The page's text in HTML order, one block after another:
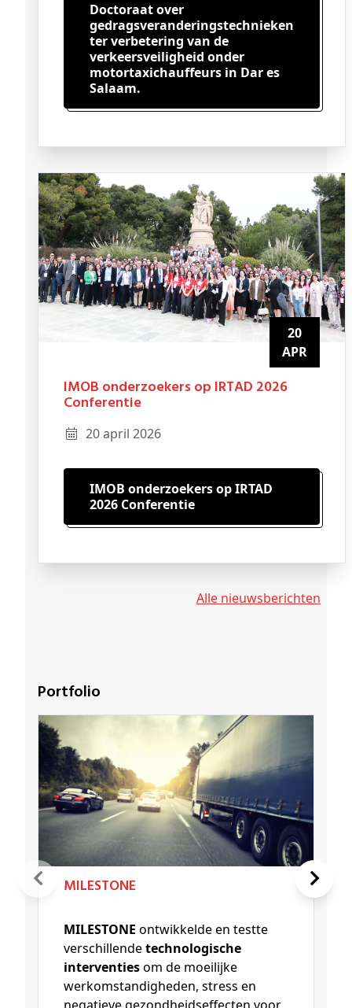
Doctoraat over
gedragsveranderingstechnieken
ter verbetering van de
verkeersveiligheid onder
motortaxichauffeurs in Dar es
Salaam.
20
APR
IMOB onderzoekers op IRTAD 2026
Conferentie
20 april 2026
IMOB onderzoekers op IRTAD
2026 Conferentie
Alle nieuwsberichten
Portfolio
MILESTONE
MILESTONE ontwikkelde en testte
verschillendetechnologische
interventiesom de moeilijke
werkomstandigheden, stress en